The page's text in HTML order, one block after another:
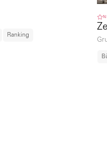
Ranking